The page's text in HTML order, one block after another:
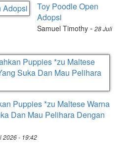
Toy Poodle Open
Adopsi
Samuel Timothy - 28 Juli
Puppies *zu Maltese Warna
Dan Mau Pelihara Dengan
2026 - 19:42